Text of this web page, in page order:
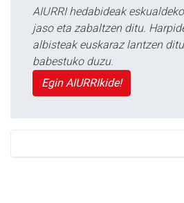
AIURRI hedabideak
jaso eta zabaltzen ditu.
albisteak euskaraz lantzen
babestuko duzu.
Egin AIURRIkide!